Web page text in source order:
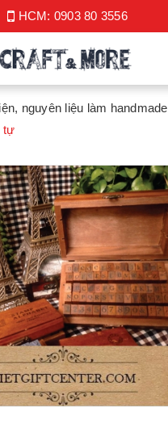
HCM: 0903 80 3556
nguyên liệu làm handmade
tự